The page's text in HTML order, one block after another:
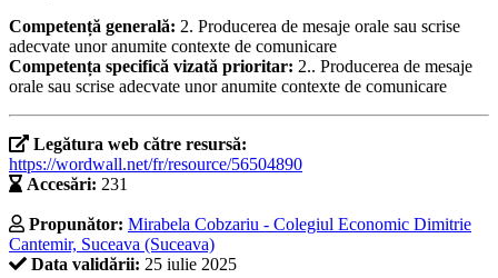
Competență generală: 2. Producerea de mesaje orale sau scrise
adecvate unor anumite contexte de comunicare
Competența specifică vizată prioritar: 2.. Producerea de mesaje
orale sau scrise adecvate unor anumite contexte de comunicare
Legătura web către resursă:
https://wordwall.net/fr/resource/56504890
Accesări: 231
Propunător: Mirabela Cobzariu - Colegiul Economic Dimitrie
Cantemir, Suceava (Suceava)
Data validării: 25 iulie 2025